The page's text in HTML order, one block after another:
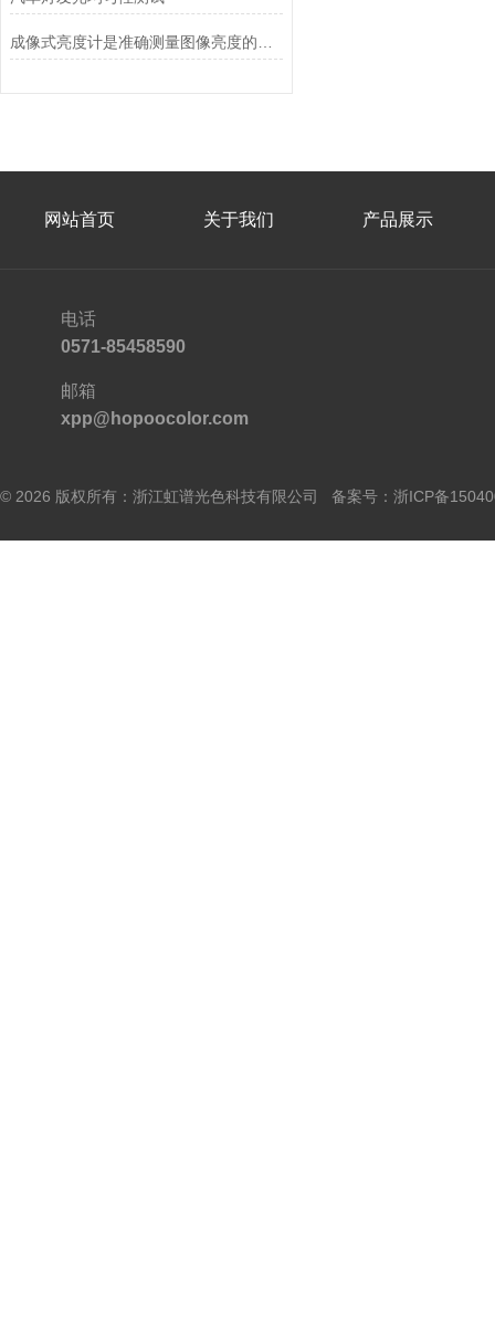
网站首页 关于我们 产品展示
电话
0571-85458590
邮箱
xpp@hopoocolor.com
© 2026 版权所有：浙江虹谱光色科技有限公司 备案号： 浙ICP备